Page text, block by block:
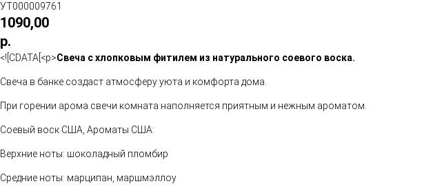
УТ000009761
1090,00
р.
<![CDATA[<p>Свеча с хлопковым фитилем из натурального соевого воска.
Свеча в банке создаст атмосферу уюта и комфорта дома.
При горении арома свечи комната наполняется приятным и нежным ароматом.
Соевый воск США, Ароматы США:
Верхние ноты: шоколадный пломбир
Средние ноты: марципан, маршмэллоу